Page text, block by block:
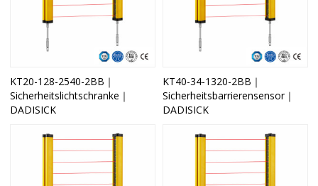
KT20-128-2540-2BB｜
Sicherheitslichtschranke｜
DADISICK
KT40-34-1320-2BB｜
Sicherheitsbarrierensensor｜
DADISICK